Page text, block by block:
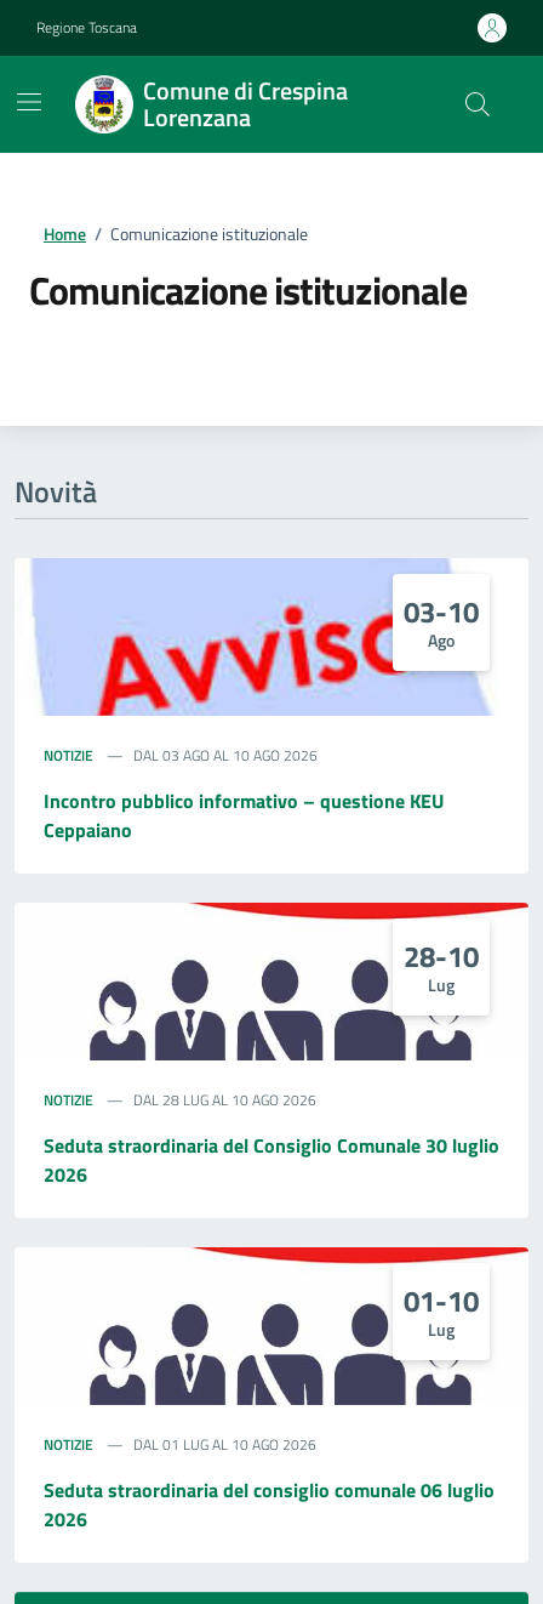
Regione Toscana
Comune di Crespina
Lorenzana
Home / Comunicazione istituzionale
Comunicazione istituzionale
Novità
03-10
Ago
NOTIZIE DAL 03 AGO AL 10 AGO 2026
Incontro pubblico informativo – questione KEU
Ceppaiano
28-10
Lug
NOTIZIE DAL 28 LUG AL 10 AGO 2026
Seduta straordinaria del Consiglio Comunale 30 luglio
2026
01-10
Lug
NOTIZIE DAL 01 LUG AL 10 AGO 2026
Seduta straordinaria del consiglio comunale 06 luglio
2026